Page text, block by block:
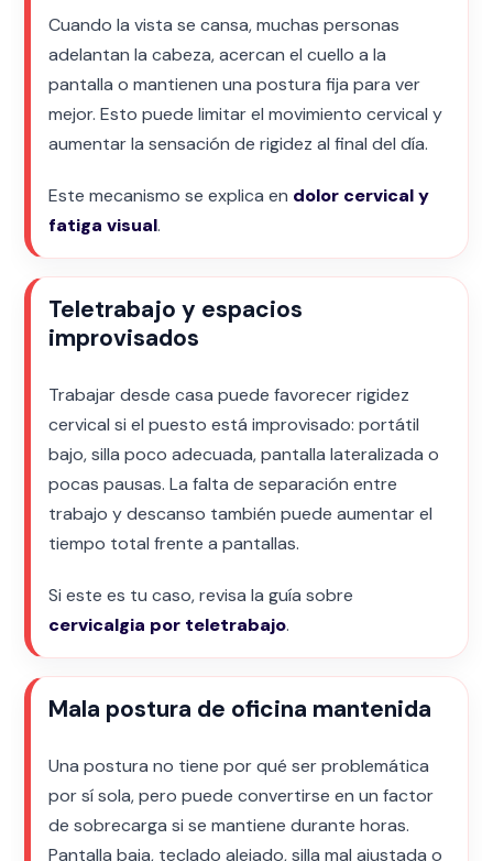
Cuando la vista se cansa, muchas personas
adelantan la cabeza, acercan el cuello a la
pantalla o mantienen una postura fija para ver
mejor. Esto puede limitar el movimiento cervical y
aumentar la sensación de rigidez al final del día.
Este mecanismo se explica en dolor cervical y
fatiga visual.
Teletrabajo y espacios
improvisados
Trabajar desde casa puede favorecer rigidez
cervical si el puesto está improvisado: portátil
bajo, silla poco adecuada, pantalla lateralizada o
pocas pausas. La falta de separación entre
trabajo y descanso también puede aumentar el
tiempo total frente a pantallas.
Si este es tu caso, revisa la guía sobre
cervicalgia por teletrabajo.
Mala postura de oficina mantenida
Una postura no tiene por qué ser problemática
por sí sola, pero puede convertirse en un factor
de sobrecarga si se mantiene durante horas.
Pantalla baja, teclado alejado, silla mal ajustada o